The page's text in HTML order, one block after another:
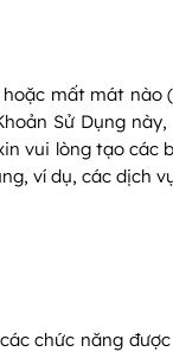
mất mát nào
Sử Dụng
vui lòng tạo các
ví dụ, các dịch
chức năng